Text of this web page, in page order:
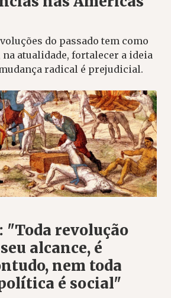
do passado tem como
atualidade, fortalecer a ideia
radical é prejudicial.
"Toda revolução
alcance, é
nem toda
é social"